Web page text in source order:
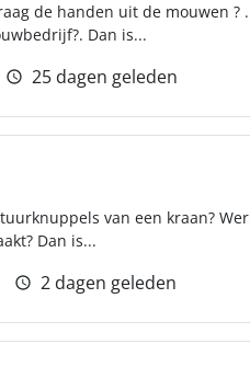
de handen uit de mouwen
Dan is...
25 dagen geleden
van een kraan?
Dan is...
2 dagen geleden